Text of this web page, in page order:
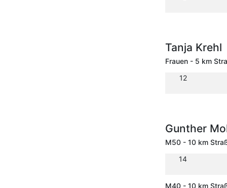
Tanja Krehl
Frauen - 5 km
12
Gunther
M50 - 10 km
14
M40 - 10 km